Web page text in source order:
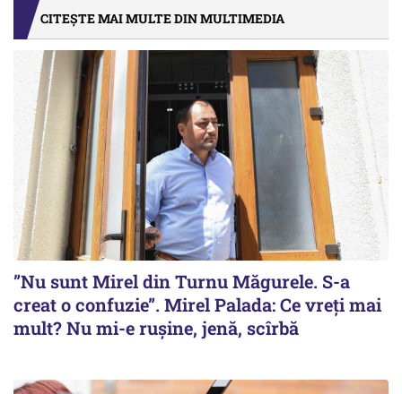
CITEȘTE MAI MULTE DIN MULTIMEDIA
”Nu sunt Mirel din Turnu Măgurele. S-a
creat o confuzie”. Mirel Palada: Ce vreți mai
mult? Nu mi-e rușine, jenă, scîrbă